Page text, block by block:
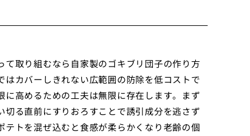
取り組むなら自家製のゴキブリ団子の作り方
カバーしきれない広範囲の防除を低コストで
高めるための工夫は無限に存在します。まず
る直前にすりおろすことで誘引成分を逃さず
トを混ぜ込むと食感が柔らかくなり老齢の個